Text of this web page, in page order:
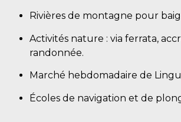
Rivières de montagne pour
Activités nature : via ferrata,
randonnée.
Marché hebdomadaire de
Écoles de navigation et de